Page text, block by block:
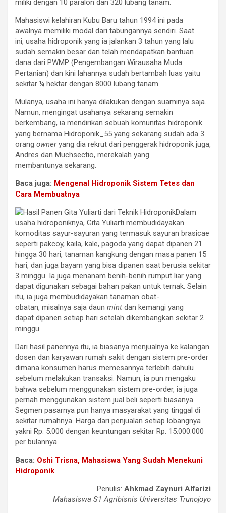
miliki dengan 10 paralon dan 320 lubang tanam.
Mahasiswi kelahiran Kubu Baru tahun 1994 ini pada
awalnya memiliki modal dari tabungannya sendiri. Saat
ini, usaha hidroponik yang ia jalankan 3 tahun yang lalu
sudah semakin besar dan telah mendapatkan bantuan
dana dari PWMP (Pengembangan Wirausaha Muda
Pertanian) dan kini lahannya sudah bertambah luas yaitu
sekitar ¼ hektar dengan 8000 lubang tanam.
Mulanya, usaha ini hanya dilakukan dengan suaminya saja.
Namun, mengingat usahanya sekarang semakin
berkembang, ia mendirikan sebuah komunitas hidroponik
yang bernama Hidroponik_55 yang sekarang sudah ada 3
orang owneryang dia rekrut dari penggerak hidroponik juga,
Andres dan Muchsectio, merekalah yang
membantunya sekarang.
Baca juga: Mengenal Hidroponik Sistem Tetes dan
Cara Membuatnya
Dalam
usaha hidroponiknya, Gita Yuliarti membudidayakan
komoditas sayur-sayuran yang termasuk sayuran brasicae
seperti pakcoy, kaila, kale, pagoda yang dapat dipanen 21
hingga 30 hari, tanaman kangkung dengan masa panen 15
hari, dan juga bayam yang bisa dipanen saat berusia sekitar
3 minggu. Ia juga menanam benih-benih rumput liar yang
dapat digunakan sebagai bahan pakan untuk ternak. Selain
itu, ia juga membudidayakan tanaman obat-
obatan, misalnya saja daun mint dan kemangi yang
dapat dipanen setiap hari setelah dikembangkan sekitar 2
minggu.
Dari hasil panennya itu, ia biasanya menjualnya ke kalangan
dosen dan karyawan rumah sakit dengan sistem pre-order
dimana konsumen harus memesannya terlebih dahulu
sebelum melakukan transaksi. Namun, ia pun mengaku
bahwa sebelum menggunakan sistem pre-order, ia juga
pernah menggunakan sistem jual beli seperti biasanya.
Segmen pasarnya pun hanya masyarakat yang tinggal di
sekitar rumahnya. Harga dari penjualan setiap lobangnya
yakni Rp. 5.000 dengan keuntungan sekitar Rp. 15.000.000
per bulannya.
Baca: Oshi Trisna, Mahasiswa Yang Sudah Menekuni
Hidroponik
Penulis: Ahkmad Zaynuri Alfarizi
Mahasiswa S1 Agribisnis Universitas Trunojoyo